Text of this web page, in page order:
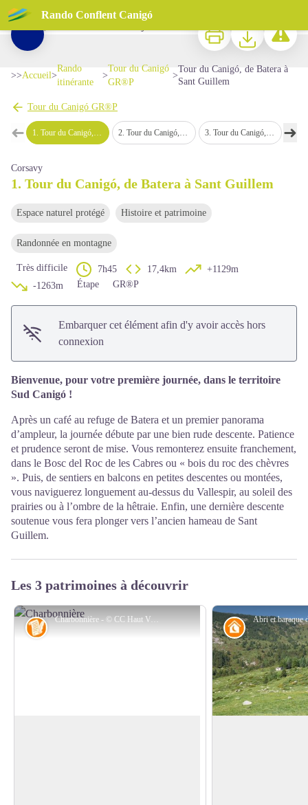
Rando Conflent Canigó
>>Accueil>
Rando
itinérante
>
Tour du Canigó
GR®P
>
Tour du Canigó, de Batera à
Sant Guillem
Tour du Canigó GR®P
➜Étape précédente
1. Tour du Canigó, de Batera à Sant Guillem 2.Tour du Canigó, de Sant Guillem aux Conques 3. Tour du Canigó, des Conques à Marialles 4.
➜
Corsavy
1. Tour du Canigó, de Batera à Sant Guillem
Espace naturel protégé Histoire et patrimoine
Randonnée en montagne
Très difficile 7h45 17,4km
+1129m
-1263m
Étape GR®P
Embarquer cet élément afin d'y avoir accès hors
connexion
Bienvenue, pour votre première journée, dans le territoire
Sud Canigó !
Après un café au refuge de Batera et un premier panorama
d’ampleur, la journée débute par une bien rude descente. Patience
et prudence seront de mise. Vous remonterez ensuite franchement,
dans le Bosc del Roc de les Cabres ou « bois du roc des chèvres
». Puis, de sentiers en balcons en petites descentes ou montées,
vous naviguerez longuement au-dessus du Vallespir, au soleil des
prairies ou à l’ombre de la hêtraie. Enfin, une dernière descente
soutenue vous fera plonger vers l’ancien hameau de Sant
Guillem.
Les 3 patrimoines à découvrir
Charbonnière - © CC Haut Vallespir
Histoire Refuge non